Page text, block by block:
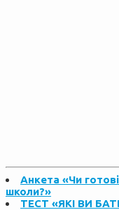
Анкета «Чи
школи?»
ТЕСТ «ЯКІ ВИ